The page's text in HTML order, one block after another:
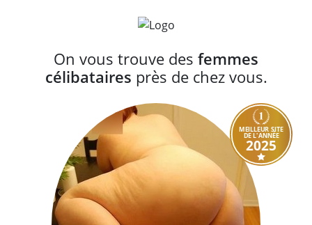
On vous trouve des femmes
célibataires près de chez vous.
MEILLEUR SITE
DE L'ANNÉE
2025